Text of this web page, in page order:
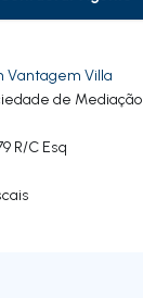
Contactar
Vantagem Villa
de Mediação
R/C Esq